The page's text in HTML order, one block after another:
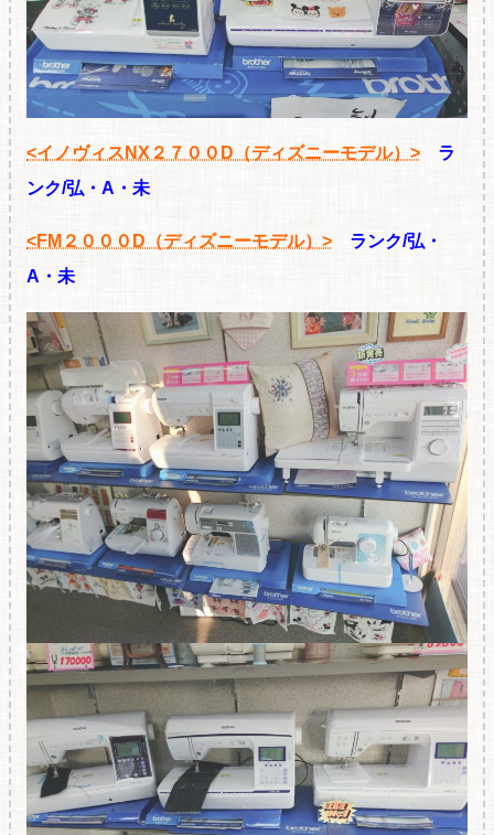
<イノヴィスNX２７００D（ディズニーモデル）> ラ
ンク/弘・A・未
<FM２０００D（ディズニーモデル）> ランク/弘・
A・未